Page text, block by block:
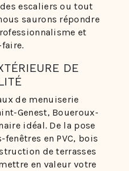
escaliers ou tout
saurons répondre
et
DE
de menuiserie
Genest, Boueroux-
idéal. De la pose
en PVC, bois
de terrasses
en valeur votre